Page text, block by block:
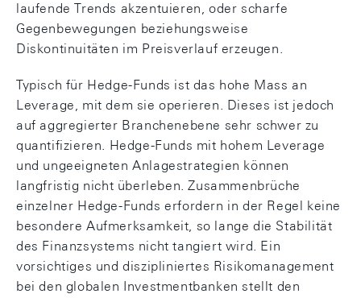
laufende Trends akzentuieren, oder scharfe
Gegenbewegungen beziehungsweise
Diskontinuitäten im Preisverlauf erzeugen.
Typisch für Hedge-Funds ist das hohe Mass an
Leverage, mit dem sie operieren. Dieses ist jedoch
auf aggregierter Branchenebene sehr schwer zu
quantifizieren. Hedge-Funds mit hohem Leverage
und ungeeigneten Anlagestrategien können
langfristig nicht überleben. Zusammenbrüche
einzelner Hedge-Funds erfordern in der Regel keine
besondere Aufmerksamkeit, so lange die Stabilität
des Finanzsystems nicht tangiert wird. Ein
vorsichtiges und diszipliniertes Risikomanagement
bei den globalen Investmentbanken stellt den